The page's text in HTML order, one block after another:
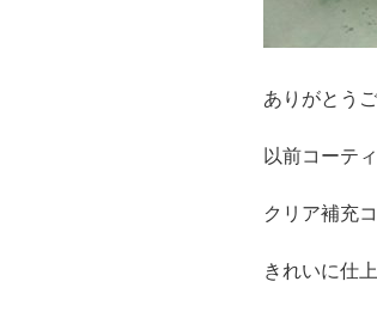
ありがとう
以前コーテ
クリア補充
きれいに仕